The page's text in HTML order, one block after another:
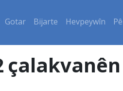
Gotar Bijarte Hevpeywîn